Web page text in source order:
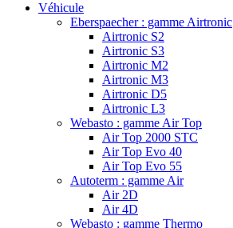
Véhicule
Eberspaecher : gamme Airtronic
Airtronic S2
Airtronic S3
Airtronic M2
Airtronic M3
Airtronic D5
Airtronic L3
Webasto : gamme Air Top
Air Top 2000 STC
Air Top Evo 40
Air Top Evo 55
Autoterm : gamme Air
Air 2D
Air 4D
Webasto : gamme Thermo